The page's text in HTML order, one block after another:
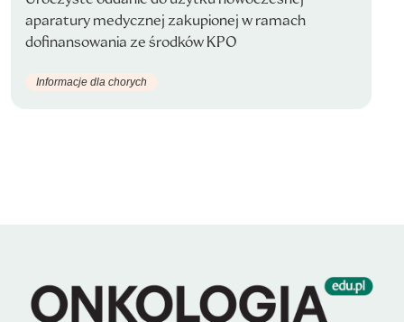
aparatury medycznej zakupionej w ramach
dofinansowania ze środków KPO
Informacje dla chorych